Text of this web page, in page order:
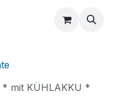
* mit KÜHLAKKU *